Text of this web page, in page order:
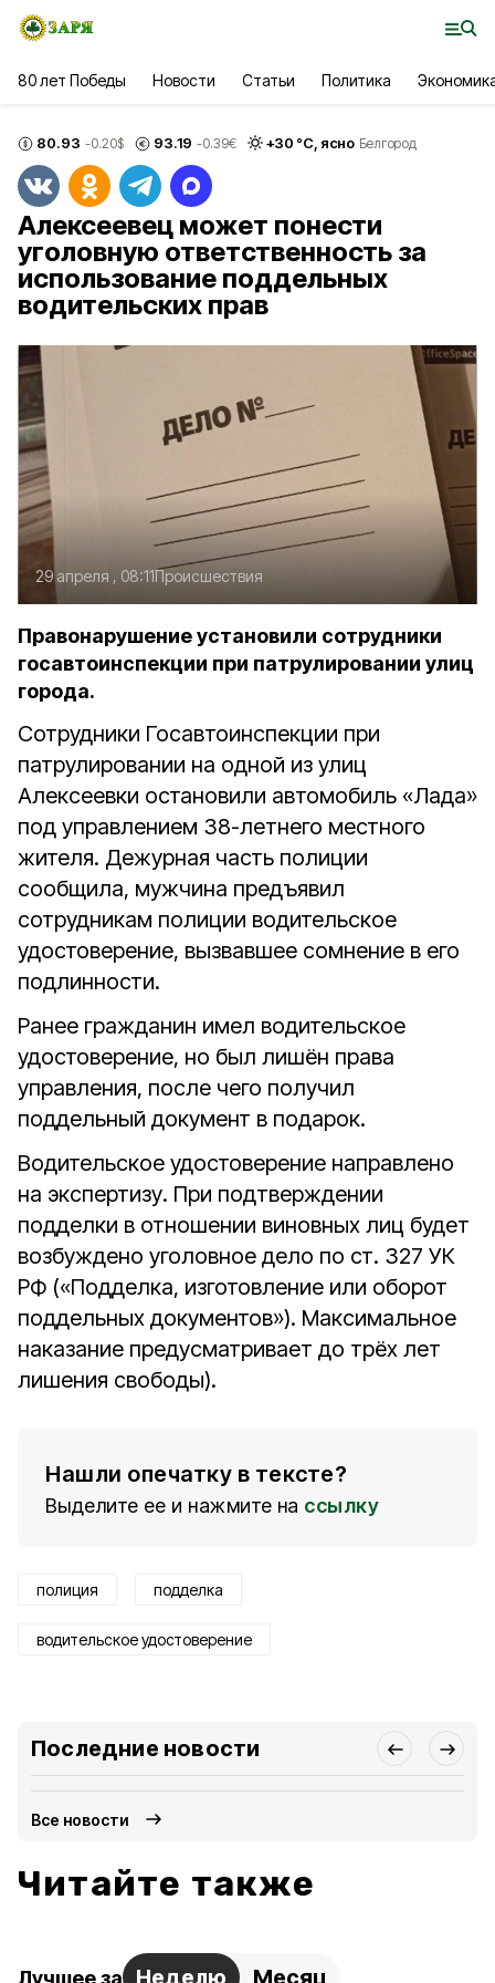
80 лет Победы Новости Статьи Политика
80.93 -0.20$ 93.19 -0.39€ +30 °С, ясно Белгород
Алексеевец может понести
уголовную ответственность за
использование поддельных
водительских прав
29 апреля , 08:11Происшествия
Правонарушение установили сотрудники
госавтоинспекции при патрулировании улиц
города.
Сотрудники Госавтоинспекции при
патрулировании на одной из улиц
Алексеевки остановили автомобиль «Лада»
под управлением 38-летнего местного
жителя. Дежурная часть полиции
сообщила, мужчина предъявил
сотрудникам полиции водительское
удостоверение, вызвавшее сомнение в его
подлинности.
Ранее гражданин имел водительское
удостоверение, но был лишён права
управления, после чего получил
поддельный документ в подарок.
Водительское удостоверение направлено
на экспертизу. При подтверждении
подделки в отношении виновных лиц будет
возбуждено уголовное дело по ст. 327 УК
РФ («Подделка, изготовление или оборот
поддельных документов»). Максимальное
наказание предусматривает до трёх лет
лишения свободы).
Нашли опечатку в тексте?
Выделите ее и нажмите на ссылку
полиция подделка
водительское удостоверение
Последние новости
Все новости
Читайте также
Лучшее за Неделю Месяц